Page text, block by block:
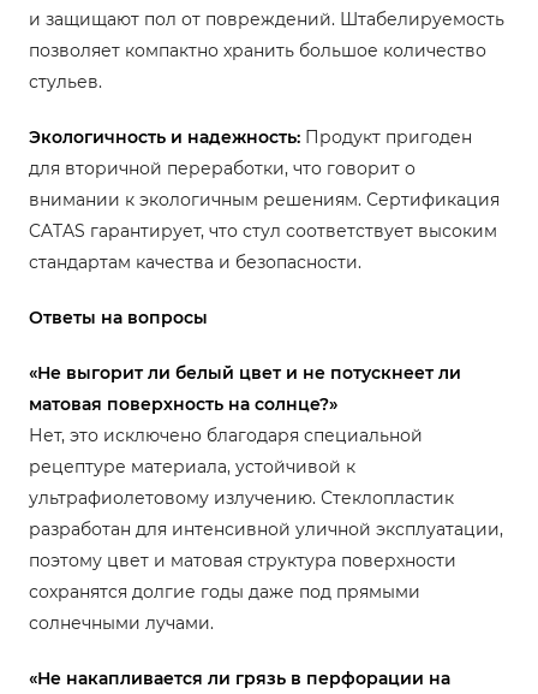
и защищают пол от повреждений. Штабелируемость
позволяет компактно хранить большое количество
стульев.
Экологичность и надежность: Продукт пригоден
для вторичной переработки, что говорит о
внимании к экологичным решениям. Сертификация
CATAS гарантирует, что стул соответствует высоким
стандартам качества и безопасности.
Ответы на вопросы
«Не выгорит ли белый цвет и не потускнеет ли
матовая поверхность на солнце?»
Нет, это исключено благодаря специальной
рецептуре материала, устойчивой к
ультрафиолетовому излучению. Стеклопластик
разработан для интенсивной уличной эксплуатации,
поэтому цвет и матовая структура поверхности
сохранятся долгие годы даже под прямыми
солнечными лучами.
«Не накапливается ли грязь в перфорации на